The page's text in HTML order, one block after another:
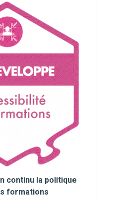
continu la politique
formations